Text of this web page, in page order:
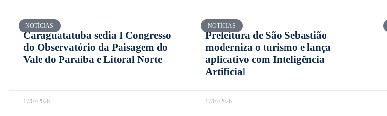
NOTÍCIAS
Caraguatatuba sedia I Congresso
do Observatório da Paisagem do
Vale do Paraíba e Litoral Norte
17/07/2026
NOTÍCIAS
Prefeitura de São Sebastião
moderniza o turismo e lança
aplicativo com Inteligência
Artificial
17/07/2026